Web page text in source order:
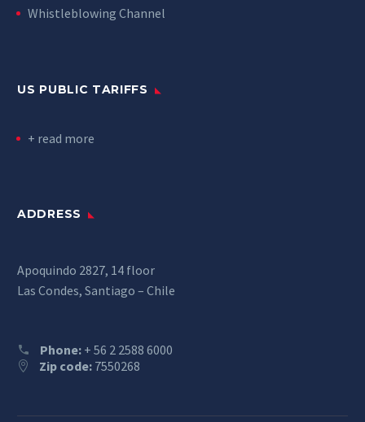
Whistleblowing Channel
US PUBLIC TARIFFS
+ read more
ADDRESS
Apoquindo 2827, 14 floor
Las Condes, Santiago – Chile
Phone: + 56 2 2588 6000
Zip code: 7550268